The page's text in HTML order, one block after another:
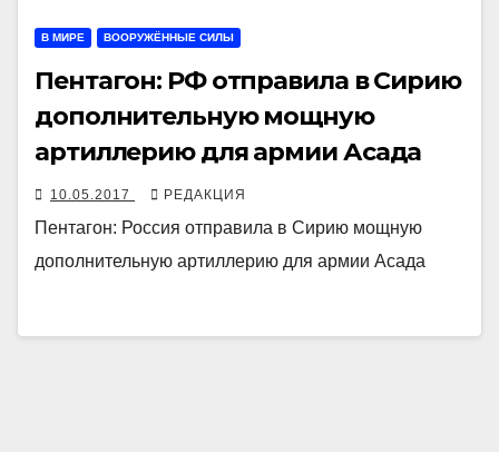
В МИРЕ ВООРУЖЁННЫЕ СИЛЫ
Пентагон: РФ отправила в Сирию
дополнительную мощную
артиллерию для армии Асада
10.05.2017 РЕДАКЦИЯ
Пентагон: Россия отправила в Сирию мощную
дополнительную артиллерию для армии Асада